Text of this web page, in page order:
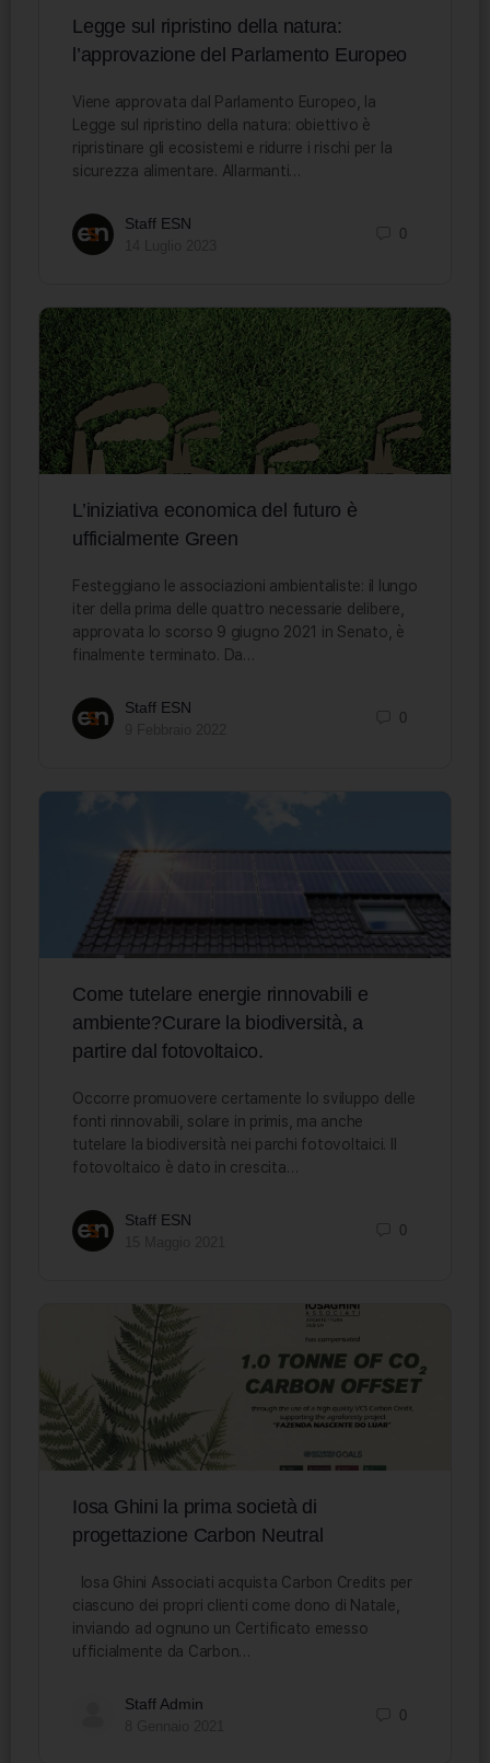
Legge sul ripristino della natura:
l’approvazione del Parlamento Europeo
Viene approvata dal Parlamento Europeo, la
Legge sul ripristino della natura: obiettivo è
ripristinare gli ecosistemi e ridurre i rischi per la
sicurezza alimentare. Allarmanti…
Staff ESN
0
L’iniziativa economica del futuro è
ufficialmente Green
Festeggiano le associazioni ambientaliste: il lungo
iter della prima delle quattro necessarie delibere,
approvata lo scorso 9 giugno 2021 in Senato, è
finalmente terminato. Da…
Staff ESN
0
Come tutelare energie rinnovabili e
ambiente?Curare la biodiversità, a
partire dal fotovoltaico.
Occorre promuovere certamente lo sviluppo delle
fonti rinnovabili, solare in primis, ma anche
tutelare la biodiversità nei parchi fotovoltaici. Il
fotovoltaico è dato in crescita…
Staff ESN
0
Iosa Ghini la prima società di
progettazione Carbon Neutral
Iosa Ghini Associati acquista Carbon Credits per
ciascuno dei propri clienti come dono di Natale,
inviando ad ognuno un Certificato emesso
ufficialmente da Carbon…
Staff Admin
0